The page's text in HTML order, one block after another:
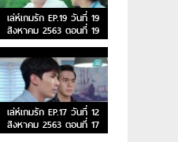
เล่ห์เกมรัก EP.19 วันที่ 19
สิงหาคม 2563 ตอนที่ 19
เล่ห์เกมรัก EP.17 วันที่ 12
สิงหาคม 2563 ตอนที่ 17